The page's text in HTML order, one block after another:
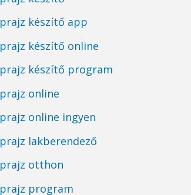
készítő app
készítő online
készítő program
online
online ingyen
lakberendező
otthon
program